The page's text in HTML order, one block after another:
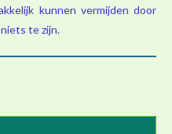
kunnen vermijden door
te zijn.